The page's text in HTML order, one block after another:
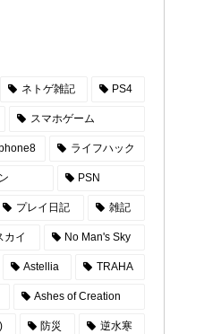
ネトゲ雑記 PS4
スマホゲーム
ライフハック
PSN
プレイ日記 雑記
カイ No Man's Sky
Astellia TRAHA
Ashes of Creation
防災 逆水寒